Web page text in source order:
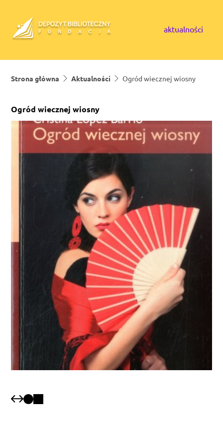
aktualności
Strona główna Aktualności Ogród wiecznej wiosny
Ogród wiecznej wiosny